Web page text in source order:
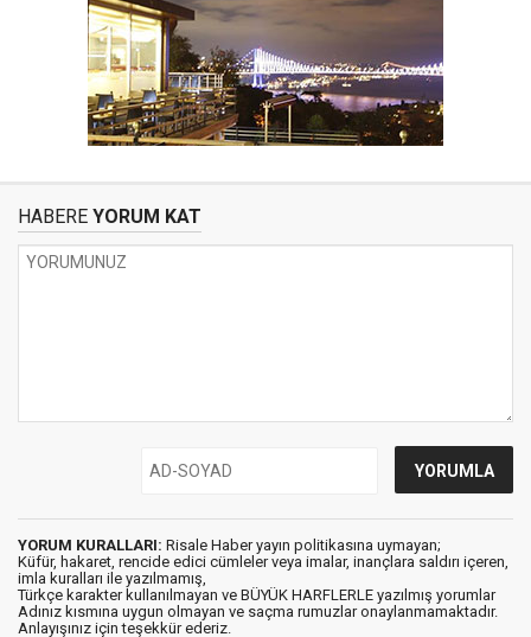
HABERE YORUM KAT
YORUM KURALLARI: Risale Haber yayın politikasına uymayan;
Küfür, hakaret, rencide edici cümleler veya imalar, inançlara saldırı içeren,
imla kuralları ile yazılmamış,
Türkçe karakter kullanılmayan ve BÜYÜK HARFLERLE yazılmış yorumlar
Adınız kısmına uygun olmayan ve saçma rumuzlar onaylanmamaktadır.
Anlayışınız için teşekkür ederiz.